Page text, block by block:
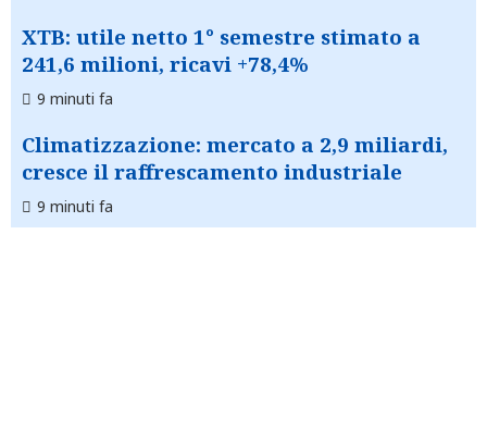
XTB: utile netto 1° semestre stimato a
241,6 milioni, ricavi +78,4%
9 minuti fa
Climatizzazione: mercato a 2,9 miliardi,
cresce il raffrescamento industriale
9 minuti fa